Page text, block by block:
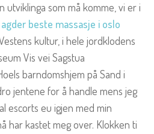
utviklinga som må komme, vi er i
beste massasje i oslo
kultur, i hele jordklodens
Vis vei Sagstua
barndomshjem på Sand i
jentene for å handle mens jeg
escorts eu igjen med min
har kastet meg over. Klokken ti